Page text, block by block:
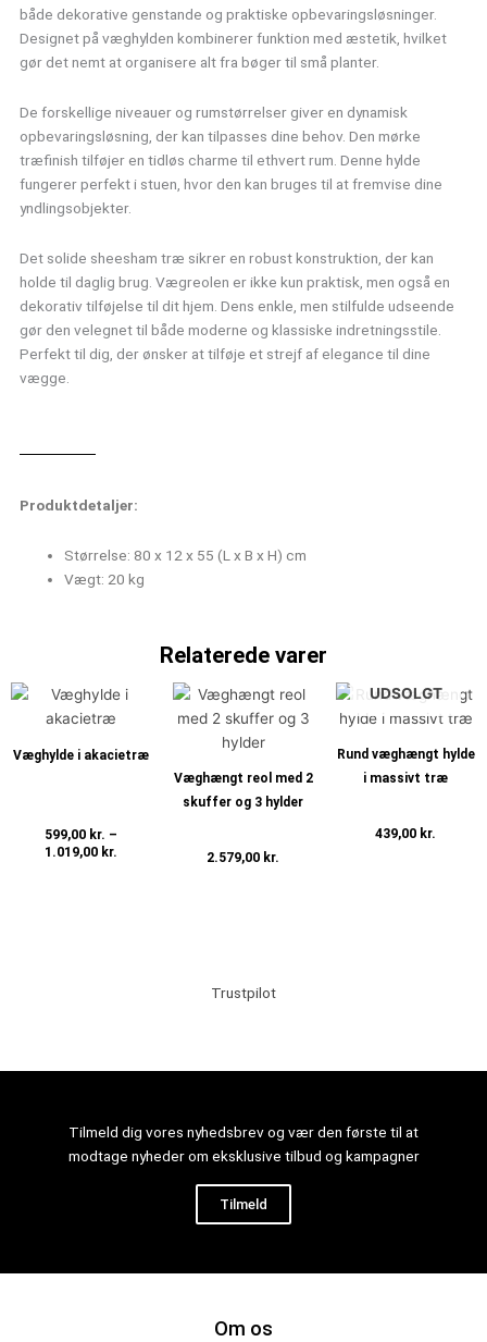
både dekorative genstande og praktiske opbevaringsløsninger.
Designet på væghylden kombinerer funktion med æstetik, hvilket
gør det nemt at organisere alt fra bøger til små planter.
De forskellige niveauer og rumstørrelser giver en dynamisk
opbevaringsløsning, der kan tilpasses dine behov. Den mørke
træfinish tilføjer en tidløs charme til ethvert rum. Denne hylde
fungerer perfekt i stuen, hvor den kan bruges til at fremvise dine
yndlingsobjekter.
Det solide sheesham træ sikrer en robust konstruktion, der kan
holde til daglig brug. Vægreolen er ikke kun praktisk, men også en
dekorativ tilføjelse til dit hjem. Dens enkle, men stilfulde udseende
gør den velegnet til både moderne og klassiske indretningsstile.
Perfekt til dig, der ønsker at tilføje et strejf af elegance til dine
vægge.
Produktdetaljer:
Størrelse: 80 x 12 x 55 (L x B x H) cm
Vægt: 20 kg
Relaterede varer
Væghylde i akacietræ
599,00 kr. –
1.019,00 kr.
Prisinterval:
Dette
flere
varianter.
Væghængt reol med 2
skuffer og 3 hylder
2.579,00 kr.
UDSOLGT
Rund væghængt hylde
i massivt træ
439,00 kr.
Trustpilot
Tilmeld dig vores nyhedsbrev og vær den første til at
modtage nyheder om eksklusive tilbud og kampagner
Tilmeld
Om os